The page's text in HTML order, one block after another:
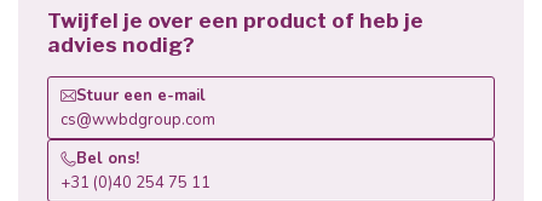
Twijfel je over een product of heb je
advies nodig?
Stuur een e-mail
cs@wwbdgroup.com
Bel ons!
+31 (0)40 254 75 11